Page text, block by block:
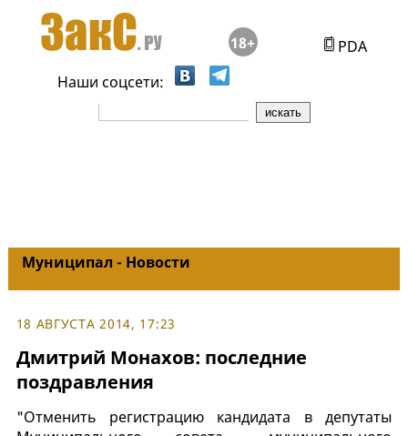
18+
PDA
Наши соцсети:
Муниципал - Новости
18 АВГУСТА 2014, 17:23
Дмитрий Монахов: последние
поздравления
"Отменить регистрацию кандидата в депутаты